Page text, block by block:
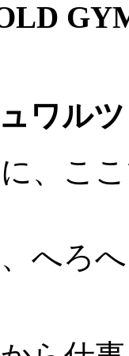
ワル
、こ
へろ